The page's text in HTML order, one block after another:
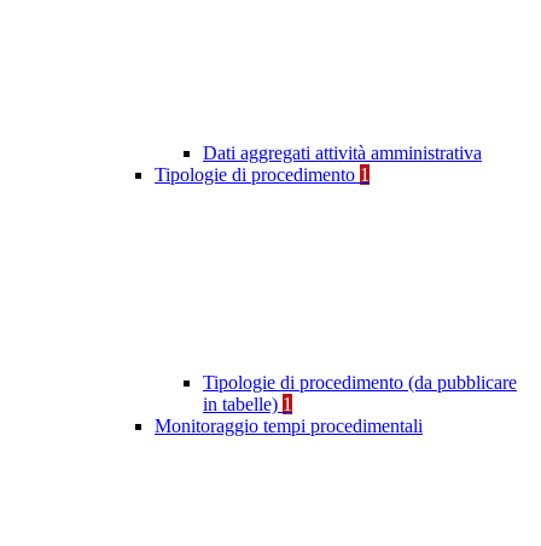
Dati aggregati attività amministrativa
Tipologie di procedimento 1
Tipologie di procedimento (da pubblicare
in tabelle) 1
Monitoraggio tempi procedimentali